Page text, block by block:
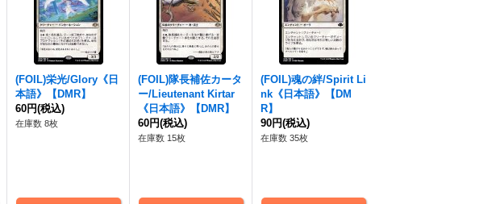
(FOIL)栄光/Glory《日
本語》【DMR】
60円(税込)
在庫数 8枚
(FOIL)隊長補佐カータ
ー/Lieutenant Kirtar
《日本語》【DMR】
60円(税込)
在庫数 15枚
(FOIL)魂の絆/Spirit Li
nk《日本語》【DM
R】
90円(税込)
在庫数 35枚